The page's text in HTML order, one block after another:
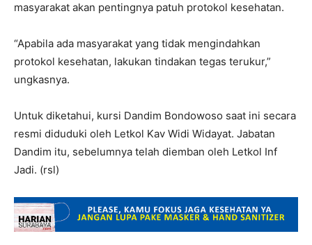
masyarakat akan pentingnya patuh protokol kesehatan.
“Apabila ada masyarakat yang tidak mengindahkan
protokol kesehatan, lakukan tindakan tegas terukur,”
ungkasnya.
Untuk diketahui, kursi Dandim Bondowoso saat ini secara
resmi diduduki oleh Letkol Kav Widi Widayat. Jabatan
Dandim itu, sebelumnya telah diemban oleh Letkol Inf
Jadi. (rsl)